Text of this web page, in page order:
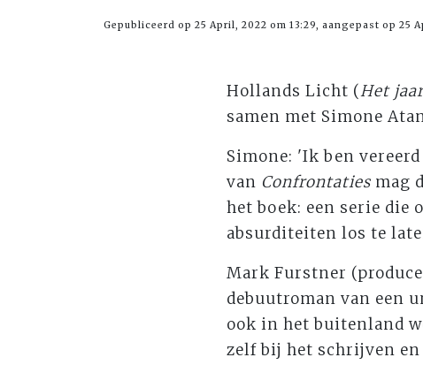
Gepubliceerd op 25 April, 2022 om 13:29, aangepast op 25
Hollands Licht (Het
samen met Simone
Simone: 'Ik ben
van Confrontatiesmag
het boek: een serie die
absurditeiten los te
Mark Furstner
debuutroman van een
ook in het buitenland
zelf bij het schrijven